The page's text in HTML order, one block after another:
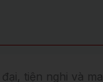
tiện nghi và